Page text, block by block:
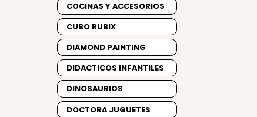
COCINAS Y ACCESORIOS
CUBO RUBIX
DIAMOND PAINTING
DIDACTICOS INFANTILES
DINOSAURIOS
DOCTORA JUGUETES